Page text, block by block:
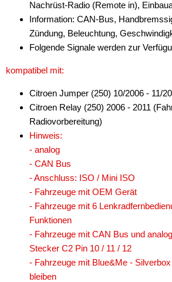
Nachrüst-Radio (Remote in),
Information: CAN-Bus,
Zündung, Beleuchtung,
Folgende Signale werden zur
kompatibel mit:
Citroen Jumper (250) 10/2006 - 11/
Citroen Relay (250) 2006 - 2011
Radiovorbereitung)
Hinweis:
- analog
- CAN Bus
- Anschluss: ISO / Mini ISO
- Fahrzeuge mit OEM Gerät
- Fahrzeuge mit 6
Funktionen
- Fahrzeuge mit CAN Bus und
Stecker C2 Pin 10 / 11 / 12
- Fahrzeuge mit Blue&Me -
bleiben